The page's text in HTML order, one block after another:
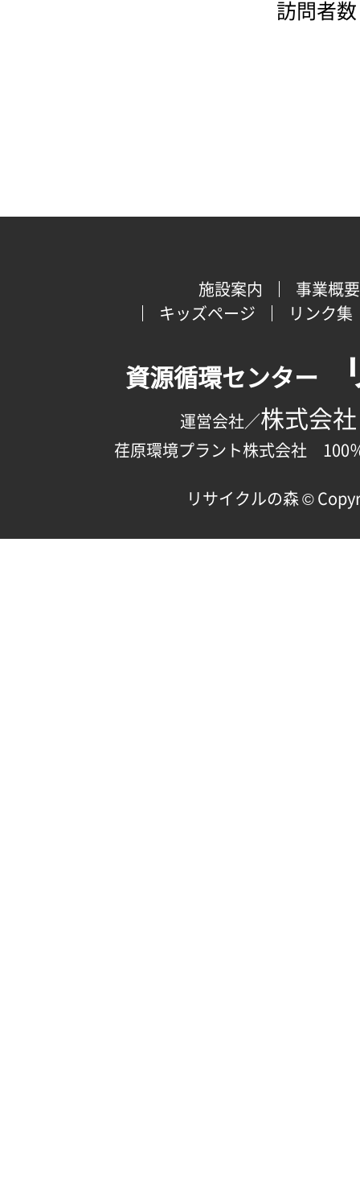
訪問者
施設案内
事業概要
キッズページ
リンク集
資源循環センター
運営会社／株式会
荏原環境プラント株式会社 100
リサイクルの森 ©